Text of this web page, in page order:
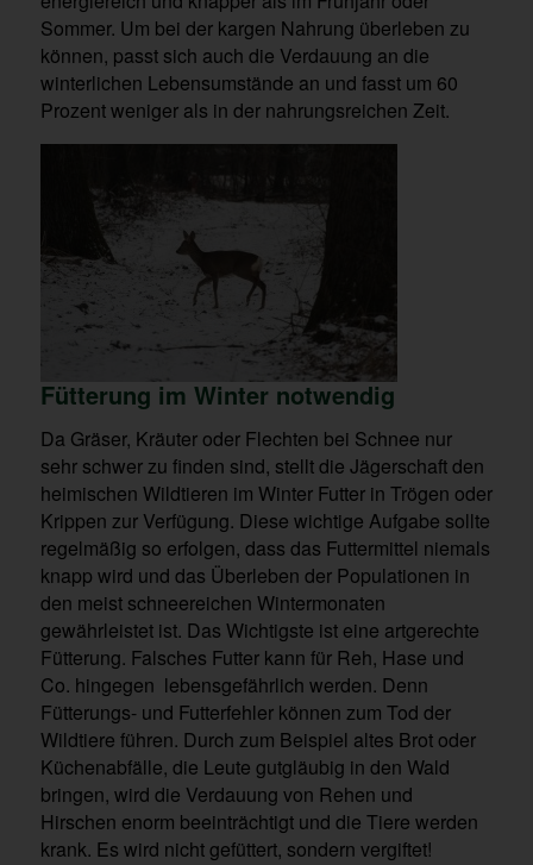
Sommer. Um bei der kargen Nahrung überleben zu
können, passt sich auch die Verdauung an die
winterlichen Lebensumstände an und fasst um 60
Prozent weniger als in der nahrungsreichen Zeit.
Fütterung im Winter notwendig
Da Gräser, Kräuter oder Flechten bei Schnee nur
sehr schwer zu finden sind, stellt die Jägerschaft den
heimischen Wildtieren im Winter Futter in Trögen oder
Krippen zur Verfügung. Diese wichtige Aufgabe sollte
regelmäßig so erfolgen, dass das Futtermittel niemals
knapp wird und das Überleben der Populationen in
den meist schneereichen Wintermonaten
gewährleistet ist. Das Wichtigste ist eine artgerechte
Fütterung. Falsches Futter kann für Reh, Hase und
Co. hingegen lebensgefährlich werden. Denn
Fütterungs- und Futterfehler können zum Tod der
Wildtiere führen. Durch zum Beispiel altes Brot oder
Küchenabfälle, die Leute gutgläubig in den Wald
bringen, wird die Verdauung von Rehen und
Hirschen enorm beeinträchtigt und die Tiere werden
krank. Es wird nicht gefüttert, sondern vergiftet!